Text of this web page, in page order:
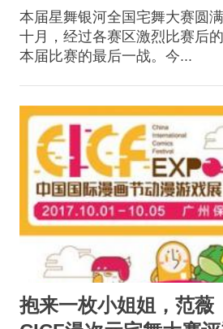
本届星舞银河全国宅舞大赛圆
十月，经过各赛区激烈比赛后
本届比赛的最后一战。今...
抱来一枚小姐姐，范薇